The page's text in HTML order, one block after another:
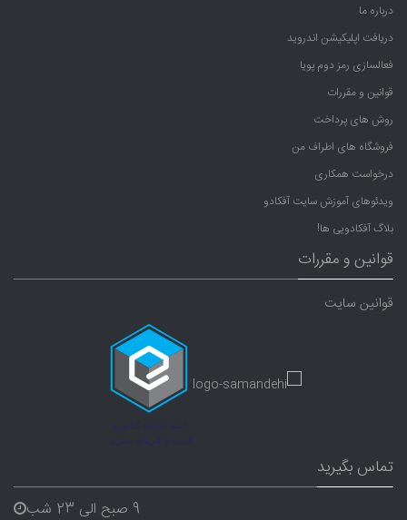
درباره ما
دریافت اپلیکیشن اندروید
فعالسازی رمز دوم پویا
قوانین و مقررات
روش های پرداخت
فروشگاه های اطراف من
درخواست همکاری
ویدئوهای آموزش سایت آفکادو
بلاگ آفکادویی ها!
قوانین و مقررات
قوانین سایت
تماس بگیرید
9 صبح الی 23 شب